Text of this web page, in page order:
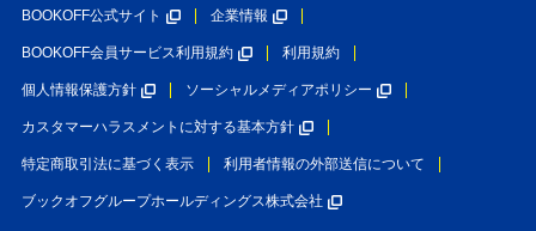
BOOKOFF公式サイト 企業情報
BOOKOFF会員サービス利用規約 利用規約
個人情報保護方針 ソーシャルメディアポリシー
カスタマーハラスメントに対する基本方針
特定商取引法に基づく表示 利用者情報の外部送信について
ブックオフグループホールディングス株式会社